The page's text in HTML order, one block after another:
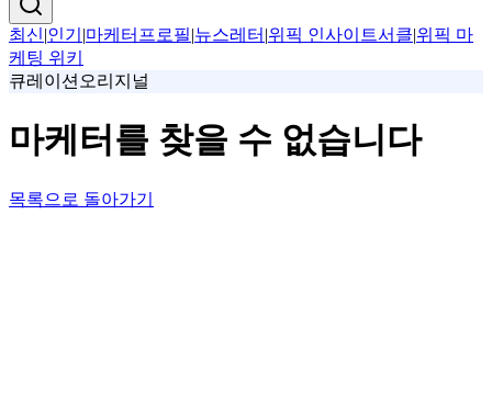
최신|인기 |마케터프로필|뉴스레터 |위픽 인사이트서클|위픽 마
케팅 위키
큐레이션 오리지널
마케터를 찾을 수 없습니다
목록으로 돌아가기